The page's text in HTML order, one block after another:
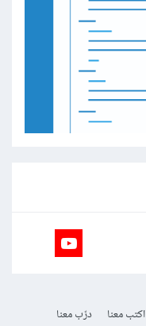
اكتب معنا
درّب معنا